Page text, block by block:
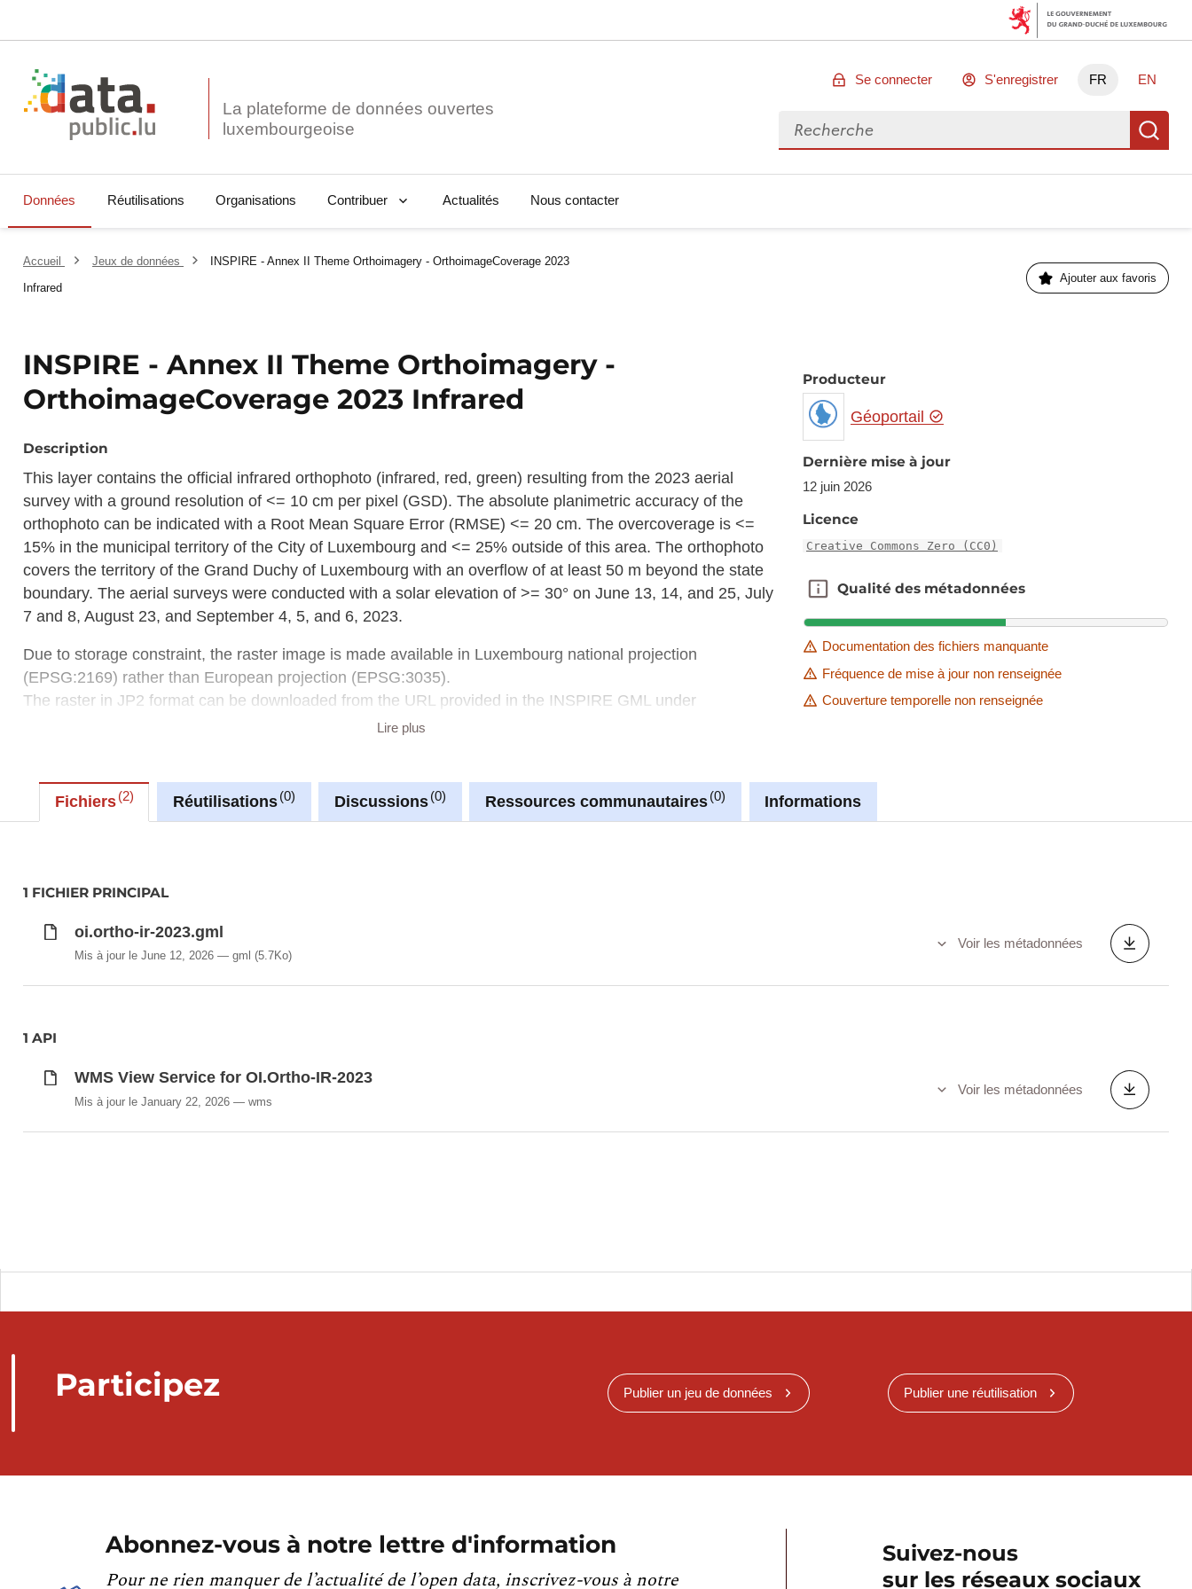
La plateforme de données ouvertes
Se connecter S'enregistrer FR EN
Rechercher des données
Données Réutilisations Organisations Contribuer Actualités Nous contacter
Accueil Jeux de données
INSPIRE - Annex II Theme Orthoimagery - OrthoimageCoverage 2023
Infrared
Ajouter aux favoris
INSPIRE - Annex II Theme Orthoimagery -
OrthoimageCoverage 2023 Infrared
Description
This layer contains the official infrared orthophoto (infrared, red, green) resulting from the 2023 aerial
survey with a ground resolution of <= 10 cm per pixel (GSD). The absolute planimetric accuracy of the
orthophoto can be indicated with a Root Mean Square Error (RMSE) <= 20 cm. The overcoverage is <=
15% in the municipal territory of the City of Luxembourg and <= 25% outside of this area. The orthophoto
covers the territory of the Grand Duchy of Luxembourg with an overflow of at least 50 m beyond the state
boundary. The aerial surveys were conducted with a solar elevation of >= 30° on June 13, 14, and 25, July
7 and 8, August 23, and September 4, 5, and 6, 2023.
Due to storage constraint, the raster image is made available in Luxembourg national projection
(EPSG:2169) rather than European projection (EPSG:3035).
The raster in JP2 format can be downloaded from the URL provided in the INSPIRE GML under
rangeSet/File/FileReference node or from the 'Source dataset' link in metadata information.
Lire plus
Producteur
Géoportail
Dernière mise à jour
12 juin 2026
Licence
Creative Commons Zero (CC0)
Qualité des métadonnées
Qualité des métadonnées
Documentation des fichiers manquante
Fréquence de mise à jour non renseignée
Couverture temporelle non renseignée
Fichiers 2 Réutilisations 0 Discussions 0 Ressources communautaires 0 Informations
1 FICHIER PRINCIPAL
oi.ortho-ir-2023.gml
Mis à jour le June 12, 2026 gml(5.7Ko)
Voir les métadonnées
1 API
WMS View Service for OI.Ortho-IR-2023
Mis à jour le January 22, 2026 wms
Voir les métadonnées
Participez Publier un jeu de données Publier une réutilisation
Abonnez-vous à notre lettre d'information
Pour ne rien manquer de l’actualité de l’open data, inscrivez-vous à notre
Suivez-nous
sur les réseaux sociaux